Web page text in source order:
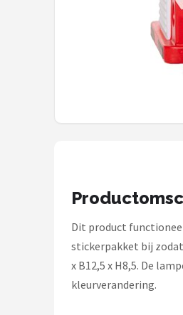
Decopatent
Countryfield
Dit product
stickerpakket bij
x B12,5 x H8,5. De
kleurverandering.